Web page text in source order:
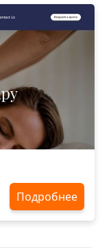
Подробнее